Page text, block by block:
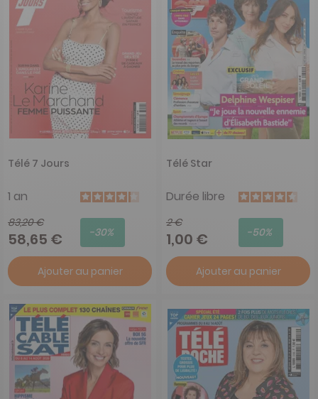
Télé 7 Jours
1 an
83,20 €
58,65 € -30%
Ajouter au panier
Télé Star
Durée libre
2 €
1,00 € -50%
Ajouter au panier